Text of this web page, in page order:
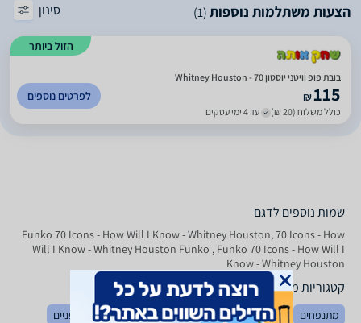
הצעות משתלמות נוספות(1) סינון
הזול ביותר
בובת פופ וויטני יוסטון 70 - Whitney Houston
₪115
כולל משלוח (20 ₪) עד 4 ימי עסקים
לפרטים נוספים
שמות נוספים לדגם
Funko 70 Icons - How Will I Know - Whitney Houston, 70 Icons - How
Will I Know - Whitney Houston Funko , Funko 70 Icons - How Will I
Know - Whitney Houston
קטגוריות משלימות
מתנפחים צעצועי תינוקות צעצועים לאמבטיה
בימבות ואופניים